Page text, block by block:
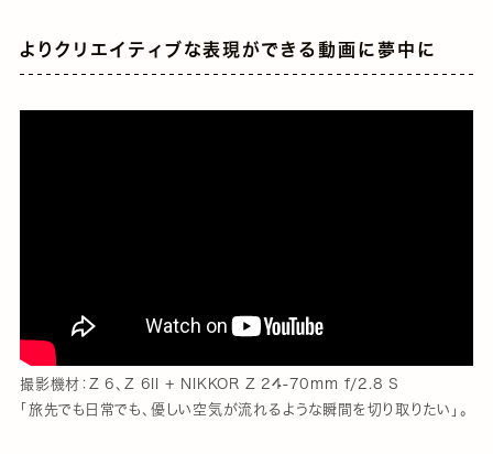
よりクリエイティブな表現ができる動画に夢中に
撮影機材：Z 6、Z 6II + NIKKOR Z 24-70mm f/2.8 S
「旅先でも日常でも、優しい空気が流れるような瞬間を切り取りたい」。